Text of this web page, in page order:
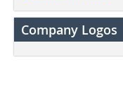
Company Logos